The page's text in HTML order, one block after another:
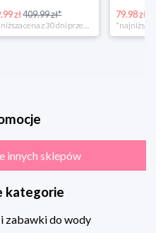
zł409.99 zł* 79.98 zł
innych sklepów
kategorie
zabawki do wody